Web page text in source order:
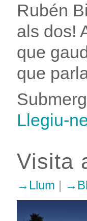
Rubén
als dos!
que
que
Llegiu-
Visita
Llum |